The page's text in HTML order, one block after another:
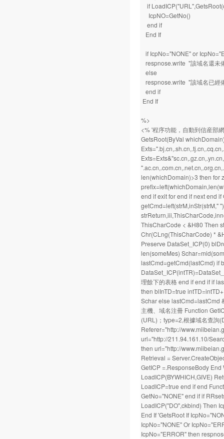
if
IcpNO=GetNo()
end if
End If
if IcpNo="NONE" or
respnose.write "該域名還未
else
respnose.write "該域名已經
end if
End If
%>
<% '程序功能，自動到信産部
GetsRoot(ByVal
len(whichDomain)>3 then for
end if exit for end if next end
getCmd=left(strM,inStr(strM,"
ThisCharCode < &H80 Then
Chr(CLng(ThisCharCode) *
Preserve DataSet_ICP(0)
len(someMes)
lastCmd=getCmd(lastCmd) if
理餘下的表格 end if end if if
then blInTD=true
Schar else lastCmd=lastCmd
主機、域名注冊 Function
(URL)；type=2,根據域名查詢
Referer="http://
url="http://211.94.161.10/
then url="http://
Retrieval =
GetICP =.ResponseBody
LoadICP(BYWHICH,GIVE)
LoadICP=true end if end
GetNo="NONE" end if if
LoadICP("DO",ckbind) Then
End If 'GetsRoot If
IcpNo="NONE" Or
IcpNo="ERROR" then